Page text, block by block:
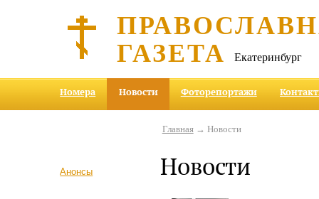
ГАЗЕТА Екатеринбург
Номера Новости Фоторепортажи
Анонсы
Главная→ Новости
Новости